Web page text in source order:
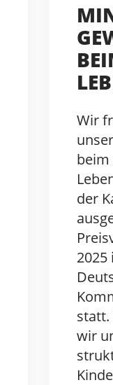
Wir
beim
der
2025
statt.
wir